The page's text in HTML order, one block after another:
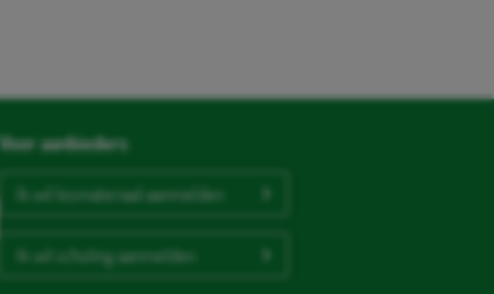
Voor aanbieders
Ik wil lesmateriaal aanmelden
Ik wil scholing aanmelden